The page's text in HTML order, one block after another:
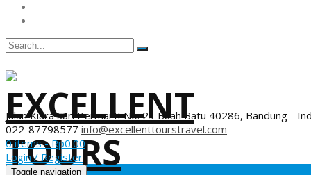
Jalan Kiara Sari Permai II No. 23 Buah Batu 40286, Bandung -
022-87798577 info@excellenttourstravel.com
0 items -Rp0.00
Login / Register
Toggle navigation